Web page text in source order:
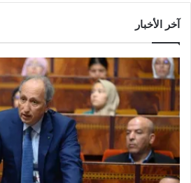
آخر الأخبار